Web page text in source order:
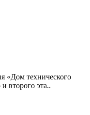
«Дом технического
второго эта..